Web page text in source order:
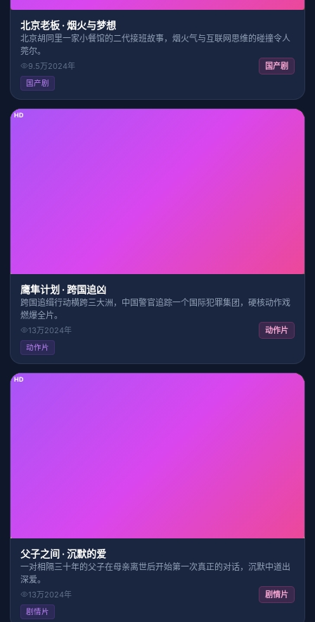
北京老板 · 烟火与梦想
北京胡同里一家小餐馆的二代接班故事，烟火气与互联网思维的碰撞令人
莞尔。
9.5万2024年 国产剧
国产剧
HD
鹰隼计划 · 跨国追凶
跨国追缉行动横跨三大洲，中国警官追踪一个国际犯罪集团，硬核动作戏
燃爆全片。
13万2024年 动作片
动作片
HD
父子之间 · 沉默的爱
一对相隔三十年的父子在母亲离世后开始第一次真正的对话，沉默中道出
深爱。
13万2024年 剧情片
剧情片